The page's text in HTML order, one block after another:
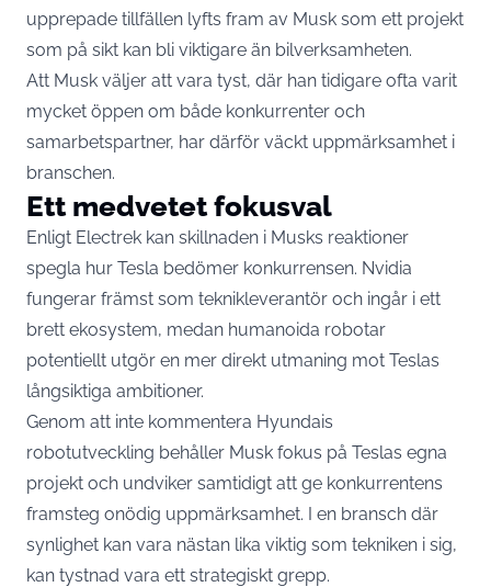
upprepade tillfällen lyfts fram av Musk som ett projekt
som på sikt kan bli viktigare än bilverksamheten.
Att Musk väljer att vara tyst, där han tidigare ofta varit
mycket öppen om både konkurrenter och
samarbetspartner, har därför väckt uppmärksamhet i
branschen.
Ett medvetet fokusval
Enligt Electrek kan skillnaden i Musks reaktioner
spegla hur Tesla bedömer konkurrensen. Nvidia
fungerar främst som teknikleverantör och ingår i ett
brett ekosystem, medan humanoida robotar
potentiellt utgör en mer direkt utmaning mot Teslas
långsiktiga ambitioner.
Genom att inte kommentera Hyundais
robotutveckling behåller Musk fokus på Teslas egna
projekt och undviker samtidigt att ge konkurrentens
framsteg onödig uppmärksamhet. I en bransch där
synlighet kan vara nästan lika viktig som tekniken i sig,
kan tystnad vara ett strategiskt grepp.